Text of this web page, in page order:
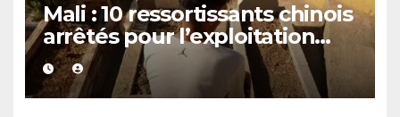
Mali : 10 ressortissants chinois
arrêtés pour l’exploitation
présumée d’un casino
clandestin